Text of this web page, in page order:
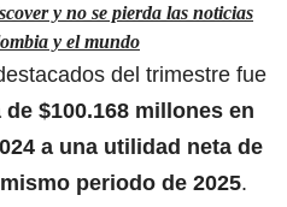
y no se pierda las noticias
y el mundo
del trimestre fue
$100.168 millones en
a una utilidad neta de
periodo de 2025.